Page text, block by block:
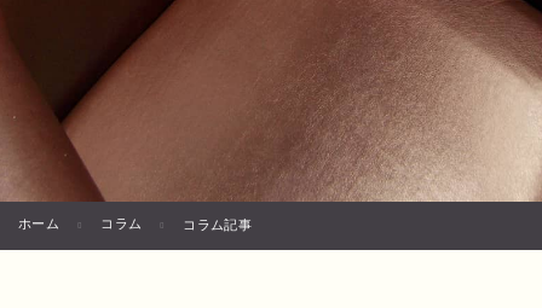
ホーム コラム コラム記事